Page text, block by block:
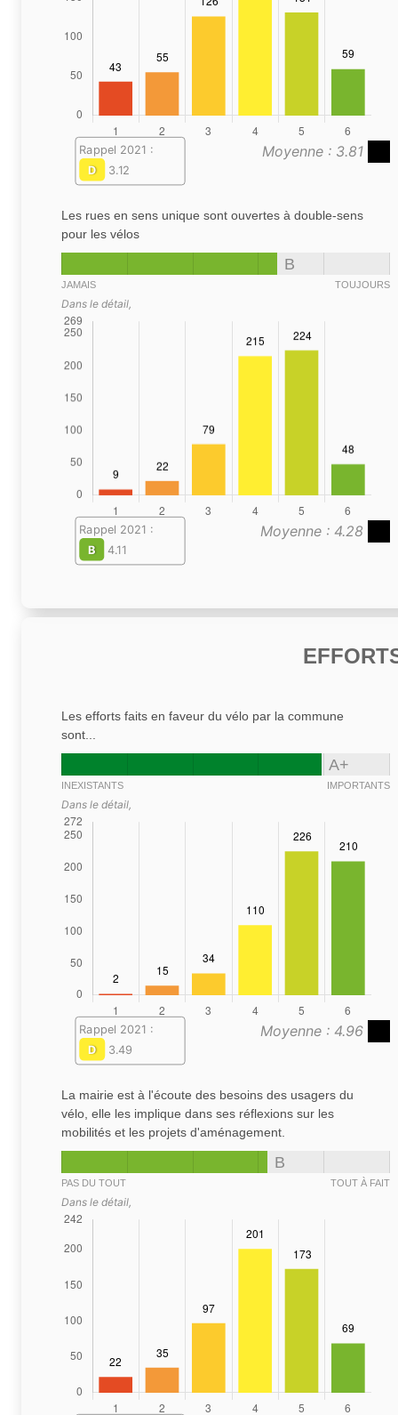
Moyenne : 3.81
Rappel 2021 :
D
3.12
Les rues en sens unique sont ouvertes à double-sens
pour les vélos
B
JAMAIS TOUJOURS
Dans le détail,
Moyenne : 4.28
Rappel 2021 :
B
4.11
Les efforts faits en faveur du vélo par la commune
sont...
A+
INEXISTANTS IMPORTANTS
Dans le détail,
Moyenne : 4.96
Rappel 2021 :
D
3.49
La mairie est à l'écoute des besoins des usagers du
vélo, elle les implique dans ses réflexions sur les
mobilités et les projets d'aménagement.
B
PAS DU TOUT TOUT À FAIT
Dans le détail,